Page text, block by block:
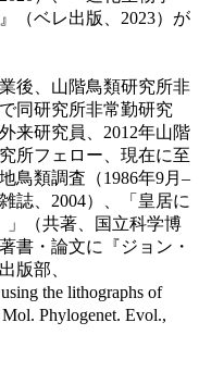
（ベレ出版、2023）が
後、山階鳥類研究所非
同研究所非常勤研究
来研究員、2012年山階
所フェロー、現在に至
鳥類調査（1986年9月–
誌、2004）、「皇居に
」（共著、国立科学博
書・論文に『ジョン・
版部、
the lithographs of
Phylogenet. Evol.,